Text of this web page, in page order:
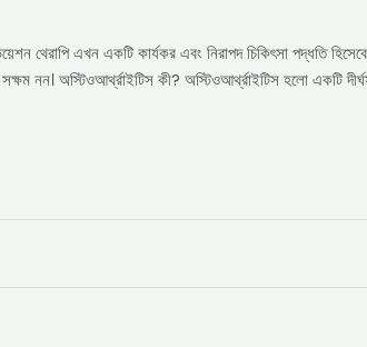
থেরাপি এখন একটি কার্যকর এবং নিরাপদ চিকিৎসা পদ্ধতি
নন। অস্টিওআর্থ্রাইটিস কী? অস্টিওআর্থ্রাইটিস হলো একটি